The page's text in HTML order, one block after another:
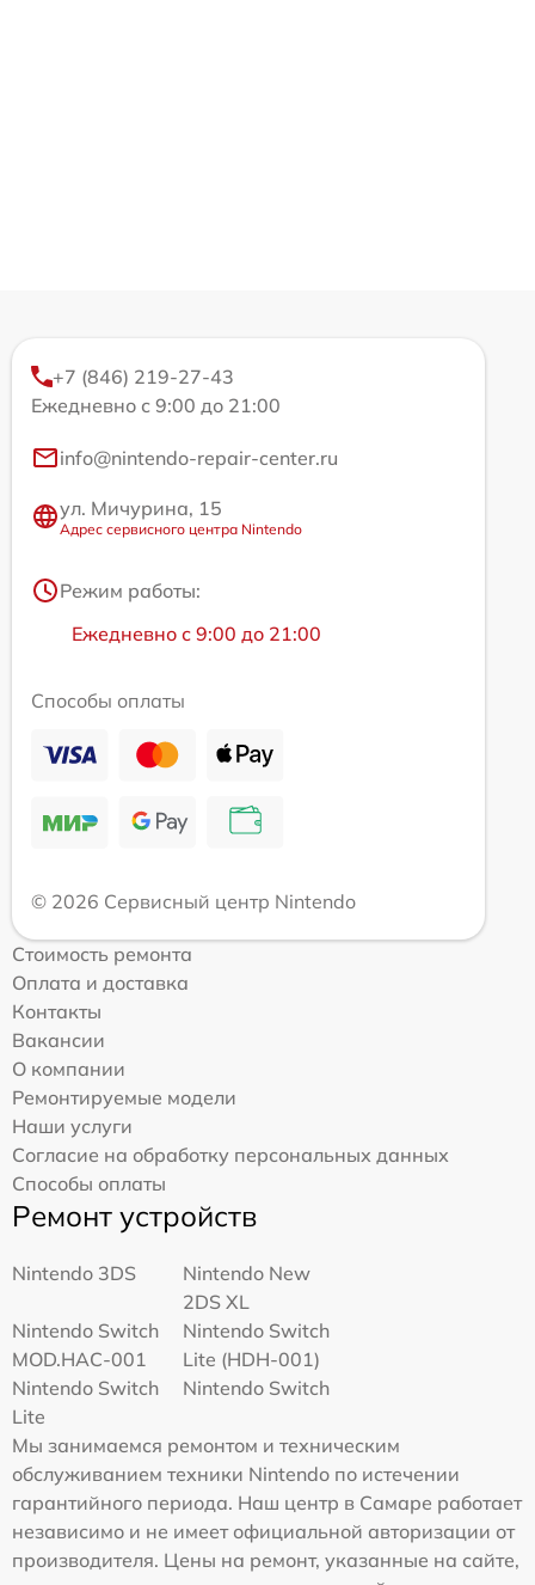
+7 (846) 219-27-43
Ежедневно с 9:00 до 21:00
info@nintendo-repair-center.ru
ул. Мичурина, 15
Адрес сервисного центра Nintendo
Режим работы:
Ежедневно с 9:00 до 21:00
Способы оплаты
© 2026 Сервисный центр Nintendo
Стоимость ремонта
Оплата и доставка
Контакты
Вакансии
О компании
Ремонтируемые модели
Наши услуги
Согласие на обработку персональных данных
Способы оплаты
Ремонт устройств
Nintendo 3DS
Nintendo New
2DS XL
Nintendo Switch
MOD.HAC-001
Nintendo Switch
Lite (HDH-001)
Nintendo Switch
Lite
Nintendo Switch
Мы занимаемся ремонтом и техническим
обслуживанием техники Nintendo по истечении
гарантийного периода. Наш центр в Самаре работает
независимо и не имеет официальной авторизации от
производителя. Цены на ремонт, указанные на сайте,